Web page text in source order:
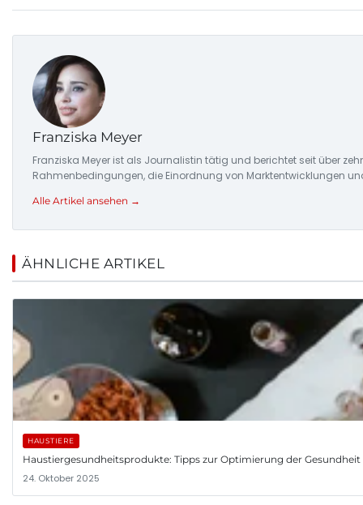
Franziska Meyer
Franziska Meyer ist als Journalistin tätig und berichtet seit über
Rahmenbedingungen, die Einordnung von Marktentwicklungen
Alle Artikel ansehen →
ÄHNLICHE ARTIKEL
HAUSTIERE
Haustiergesundheitsprodukte: Tipps zur Optimierung der Gesundheit
24. Oktober 2025